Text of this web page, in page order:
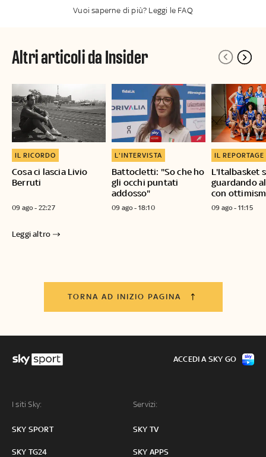
Vuoi saperne di più? Leggi le FAQ
Altri articoli da Insider
Cosa ci lascia Livio
Berruti
IL RICORDO
09 ago - 22:27
Battocletti: "So che ho
gli occhi puntati
addosso"
L'INTERVISTA
09 ago - 18:10
L'Italbasket
guardando
con
IL REPORTAGE
09 ago - 11:15
Leggi altro
TORNA AD INIZIO PAGINA
I siti Sky:
SKY SPORT
SKY TG24
Servizi:
SKY TV
SKY APPS
ACCEDI A SKY GO